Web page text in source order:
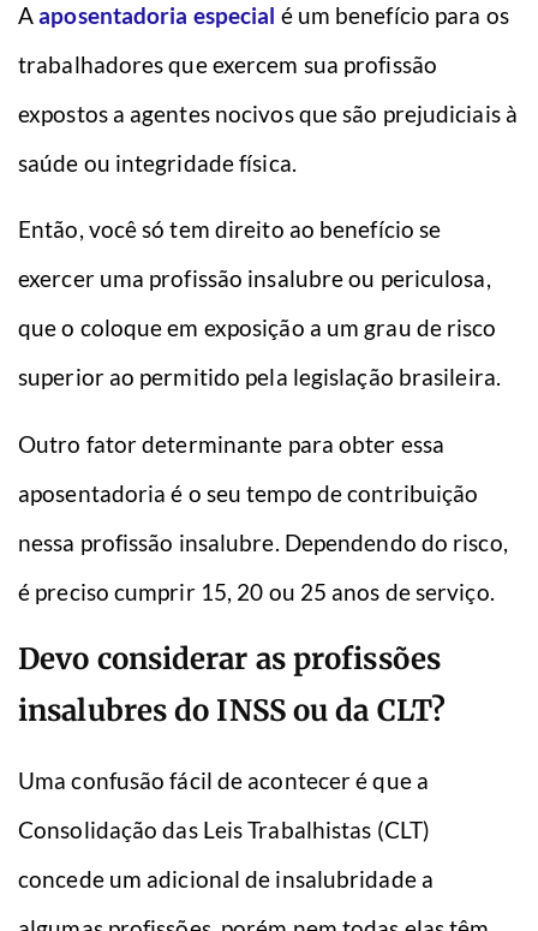
Aaposentadoria especial é um benefício para os
trabalhadores que exercem sua profissão
expostos a agentes nocivos que são prejudiciais à
saúde ou integridade física.
Então, você só tem direito ao benefício se
exercer uma profissão insalubre ou periculosa,
que o coloque em exposição a um grau de risco
superior ao permitido pela legislação brasileira.
Outro fator determinante para obter essa
aposentadoria é o seu tempo de contribuição
nessa profissão insalubre. Dependendo do risco,
é preciso cumprir 15, 20 ou 25 anos de serviço.
Devo considerar as profissões
insalubres do INSS ou da CLT?
Uma confusão fácil de acontecer é que a
Consolidação das Leis Trabalhistas (CLT)
concede um adicional de insalubridade a